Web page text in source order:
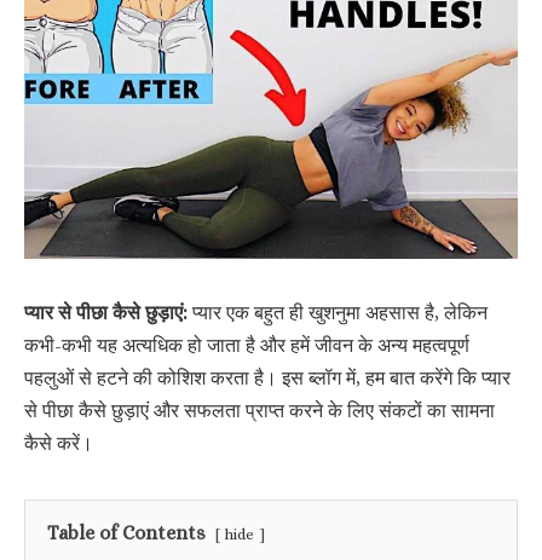
प्यार से पीछा कैसे छुड़ाएं:प्यार एक बहुत ही खुशनुमा अहसास है, लेकिन
कभी-कभी यह अत्यधिक हो जाता है और हमें जीवन के अन्य महत्वपूर्ण
पहलुओं से हटने की कोशिश करता है। इस ब्लॉग में, हम बात करेंगे कि प्यार
से पीछा कैसे छुड़ाएं और सफलता प्राप्त करने के लिए संकटों का सामना
कैसे करें।
Table of Contents hide